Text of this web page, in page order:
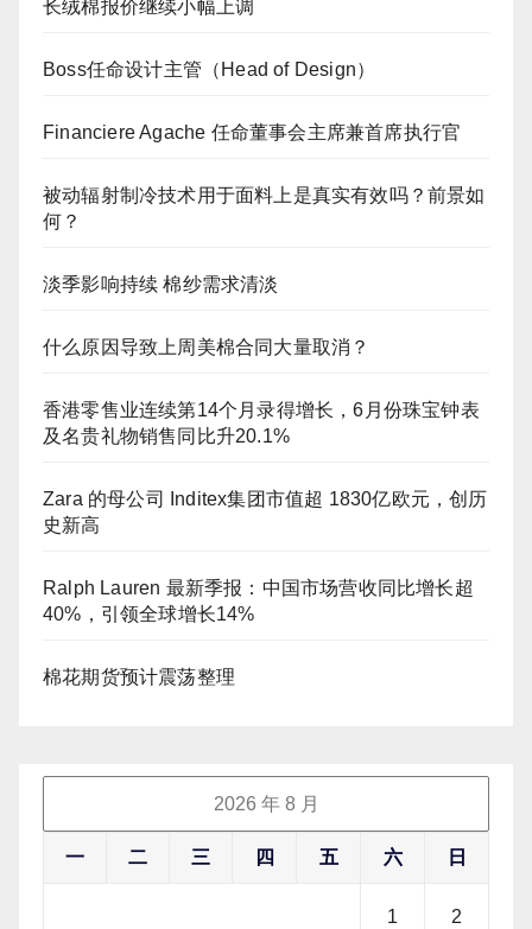
长绒棉报价继续小幅上调
Boss任命设计主管（Head of Design）
Financiere Agache 任命董事会主席兼首席执行官
被动辐射制冷技术用于面料上是真实有效吗？前景如
何？
淡季影响持续 棉纱需求清淡
什么原因导致上周美棉合同大量取消？
香港零售业连续第14个月录得增长，6月份珠宝钟表
及名贵礼物销售同比升20.1%
Zara 的母公司 Inditex集团市值超 1830亿欧元，创历
史新高
Ralph Lauren 最新季报：中国市场营收同比增长超
40%，引领全球增长14%
棉花期货预计震荡整理
2026 年 8 月
一 二 三 四 五 六 日
1 2